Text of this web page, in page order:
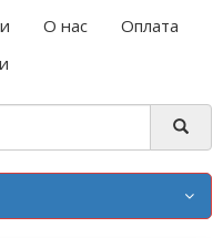
О нас
Оплата